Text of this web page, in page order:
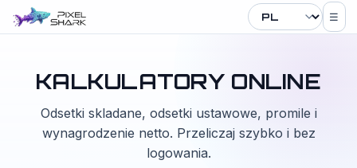
☰
KALKULATORY ONLINE
Odsetki skladane, odsetki ustawowe, promile i
wynagrodzenie netto. Przeliczaj szybko i bez
logowania.